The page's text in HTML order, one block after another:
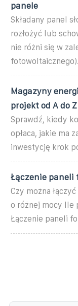
panele
Składany panel
rozłożyć lub
nie różni się w
fotowoltaicznego).
Magazyny
projekt od A do Z
Sprawdź, kiedy
opłaca, jakie ma
inwestycję krok
Łączenie paneli
Czy można
o różnej mocy Ile
Łączenie paneli